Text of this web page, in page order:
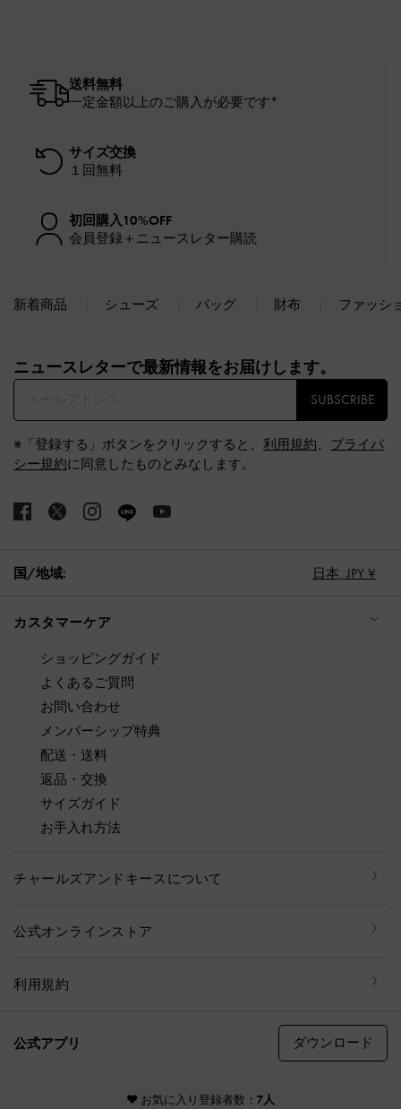
♥ お気に入り登録者数： 7人
送料無料
一定金額以上のご購入が必要です*
サイズ交換
１回無料
初回購入10%OFF
会員登録＋ニュースレター購読
新着商品 シューズ バッグ 財布 ファッシ
ニュースレターで最新情報をお届けします。​
SUBSCRIBE
※「登録する」ボタンをクリックすると、 利用規約、 プライバ
シー規約に同意したものとみなします。
国/地域: 日本, JPY ¥
カスタマーケア
ショッピングガイド
よくあるご質問
お問い合わせ
メンバーシップ特典
配送・送料
返品・交換
サイズガイド
お手入れ方法
チャールズアンドキースについて
公式オンラインストア
利用規約
公式アプリ ダウンロード
© CHARLES & KEITH, all rights reserved